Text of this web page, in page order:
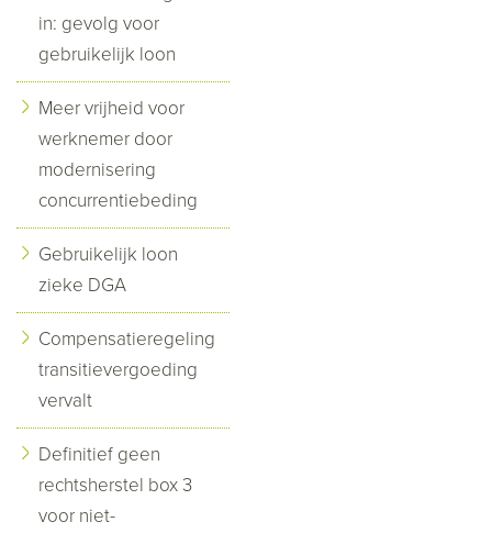
in: gevolg voor
gebruikelijk loon
Meer vrijheid voor
werknemer door
modernisering
concurrentiebeding
Gebruikelijk loon
zieke DGA
Compensatieregeling
transitievergoeding
vervalt
Definitief geen
rechtsherstel box 3
voor niet-